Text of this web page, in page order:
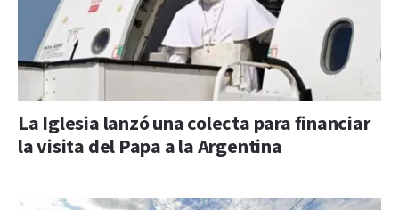
La Iglesia lanzó una colecta para financiar
la visita del Papa a la Argentina